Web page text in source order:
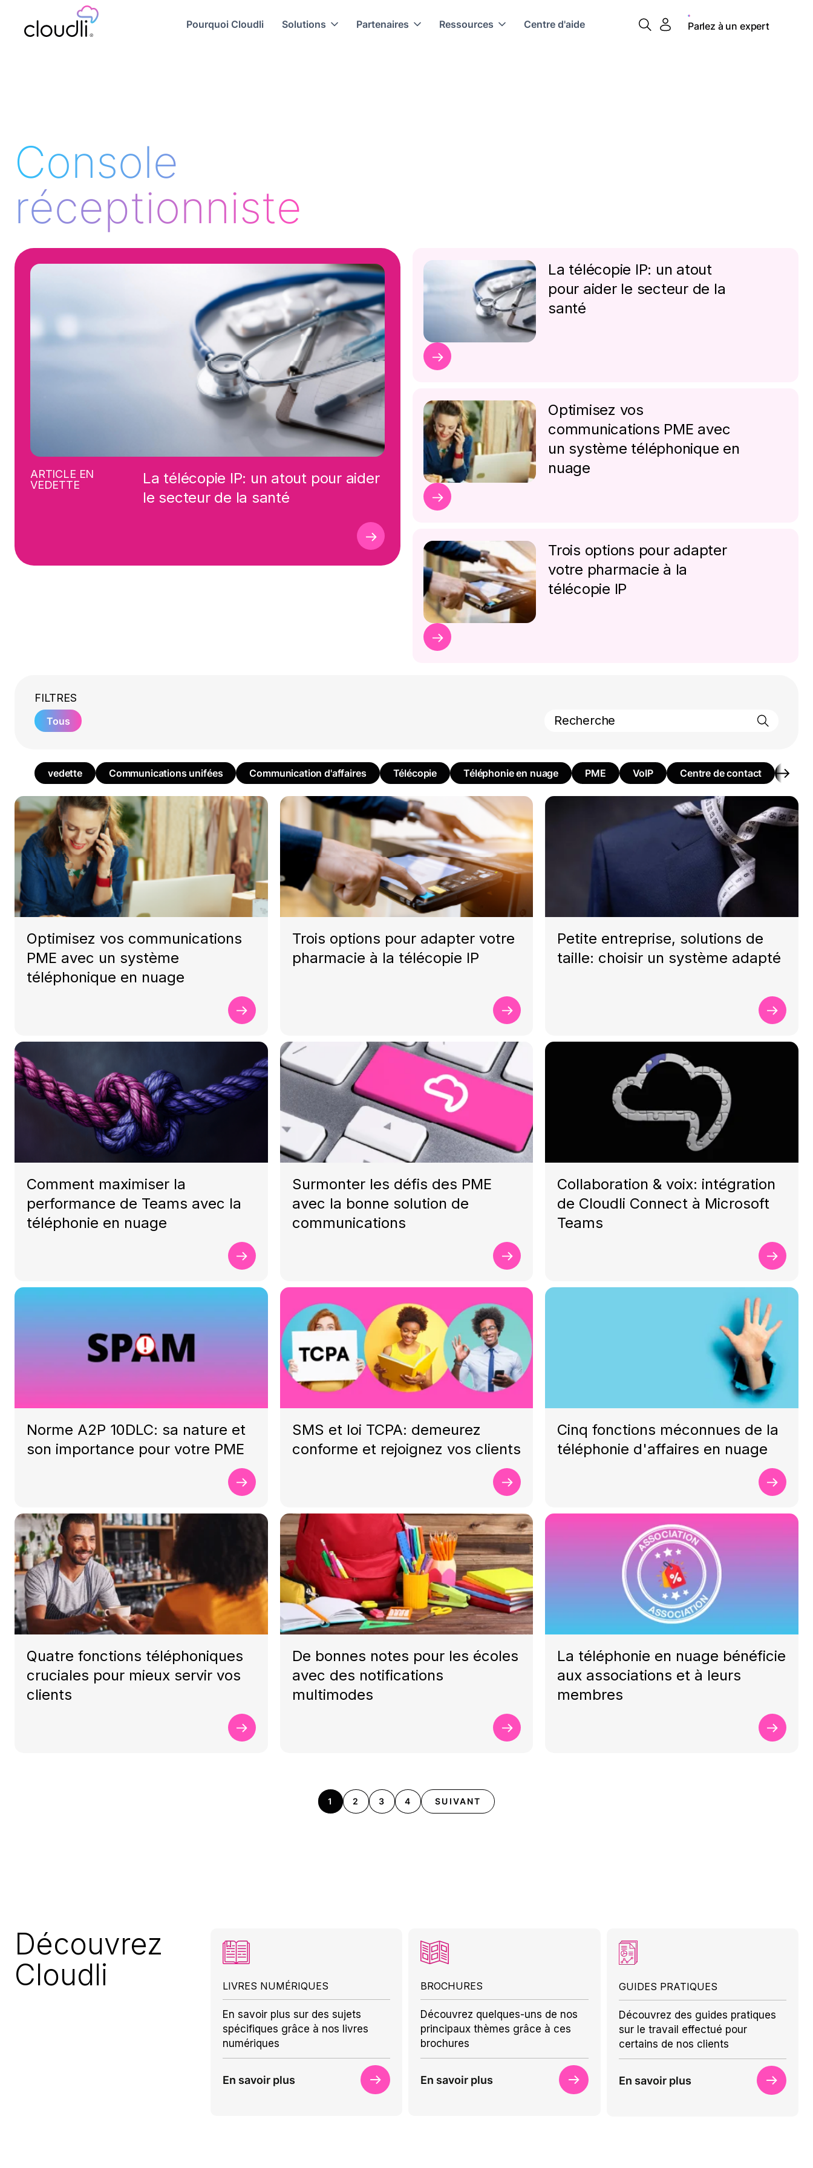
Pourquoi Cloudli Solutions Partenaires Ressources Centre d'aide Parlez à un expert
Console
réceptionniste
ARTICLE EN
VEDETTE
La télécopie IP: un atout pour aider
le secteur de la santé
La télécopie IP: un atout
pour aider le secteur de la
santé
Optimisez vos
communications PME avec
un système téléphonique en
nuage
Trois options pour adapter
votre pharmacie à la
télécopie IP
FILTRES
Tous
vedette Communications unifées Communication d'affaires Télécopie Téléphonie en nuage PME VoIP Centre de contact
Optimisez vos communications
PME avec un système
téléphonique en nuage
Trois options pour adapter votre
pharmacie à la télécopie IP
Petite entreprise, solutions de
taille: choisir un système adapté
Comment maximiser la
performance de Teams avec la
téléphonie en nuage
Surmonter les défis des PME
avec la bonne solution de
communications
Collaboration & voix: intégration
de Cloudli Connect à Microsoft
Teams
Norme A2P 10DLC: sa nature et
son importance pour votre PME
SMS et loi TCPA: demeurez
conforme et rejoignez vos clients
Cinq fonctions méconnues de la
téléphonie d'affaires en nuage
Quatre fonctions téléphoniques
cruciales pour mieux servir vos
clients
De bonnes notes pour les écoles
avec des notifications
multimodes
La téléphonie en nuage bénéficie
aux associations et à leurs
membres
1 2 3 4 SUIVANT
Découvrez
Cloudli
LIVRES NUMÉRIQUES
En savoir plus sur des sujets
spécifiques grâce à nos livres
numériques
En savoir plus
BROCHURES
Découvrez quelques-uns de nos
principaux thèmes grâce à ces
brochures
En savoir plus
GUIDES PRATIQUES
Découvrez des guides pratiques
sur le travail effectué pour
certains de nos clients
En savoir plus